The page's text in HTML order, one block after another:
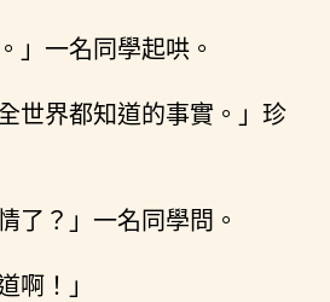
」一名同學起哄。
世界都知道的事實。」珍
了？」一名同學問。
啊！」